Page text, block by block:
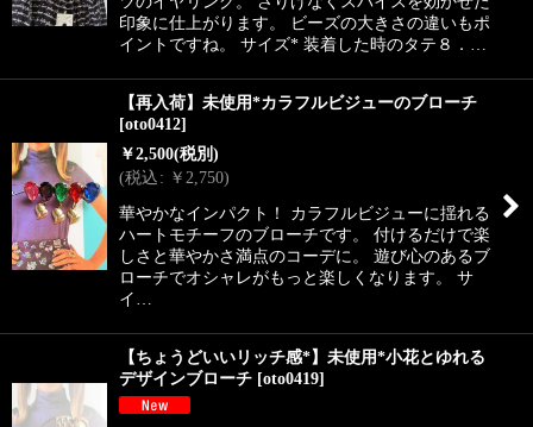
印象に仕上がります。 ビーズの大きさの違いもポ
イントですね。 サイズ* 装着した時のタテ８．…
【再入荷】未使用*カラフルビジューのブローチ
[oto0412]
￥2,500(税別)
(税込: ￥ 2,750)
華やかなインパクト！ カラフルビジューに揺れる
ハートモチーフのブローチです。 付けるだけで楽
しさと華やかさ満点のコーデに。 遊び心のあるブ
ローチでオシャレがもっと楽しくなります。 サ
イ…
【ちょうどいいリッチ感*】未使用*小花とゆれる
デザインブローチ [oto0419]